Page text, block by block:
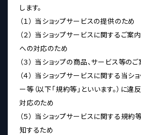
します。
（１） 当ショップサービスの提供のため
（２） 当ショップサービスに関するご案
への対応のため
（３） 当ショップの商品、サービス等の
（４） 当ショップサービスに関する当シ
ー等（以下「規約等」といいます。）に
対応のため
（５） 当ショップサービスに関する規
知するため